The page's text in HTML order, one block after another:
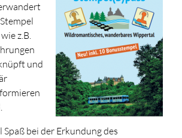
z.B.
und
bei der Erkundung des